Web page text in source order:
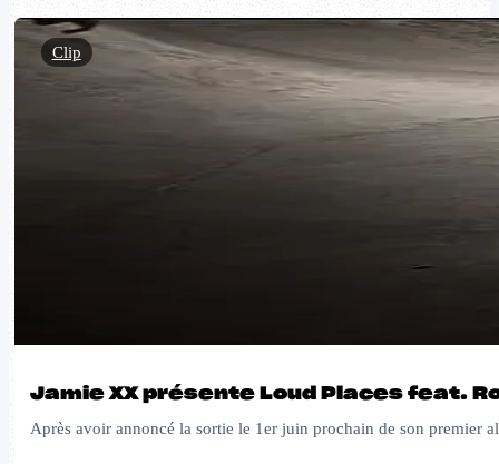
Jamie XX présente Loud Places feat.
Après avoir annoncé la sortie le 1er juin prochain de son
Clip